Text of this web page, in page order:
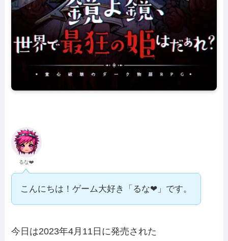
るな❤️
こんにちは！ゲーム大好き「るな❤」です。
今日は2023年4月11日に発売された